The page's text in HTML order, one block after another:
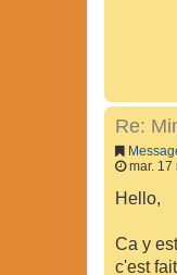
Re:
mar. 17
Hello,
Ca y
c'est